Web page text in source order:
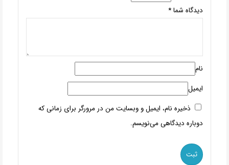
دیدگاه شما*
نام
ایمیل
ذخیره نام، ایمیل و وبسایت من در مرورگر برای زمانی که
دوباره دیدگاهی می‌نویسم.